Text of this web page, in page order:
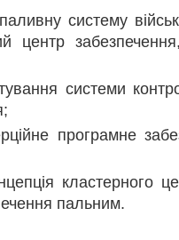
систему
центр
системи
програмне
кластерного
пальним.